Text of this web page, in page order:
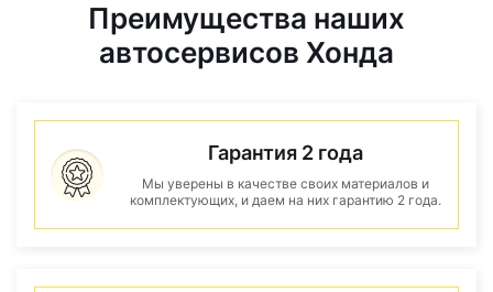
Преимущества наших
автосервисов Хонда
Гарантия 2 года
Мы уверены в качестве своих материалов и
комплектующих, и даем на них гарантию 2 года.